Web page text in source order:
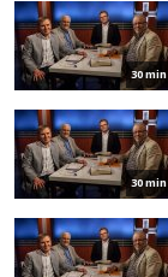
30 min
30 min